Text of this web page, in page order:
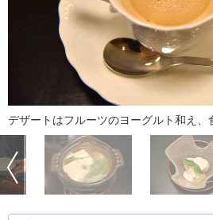
デザートはフルーツのヨーグルト和え、